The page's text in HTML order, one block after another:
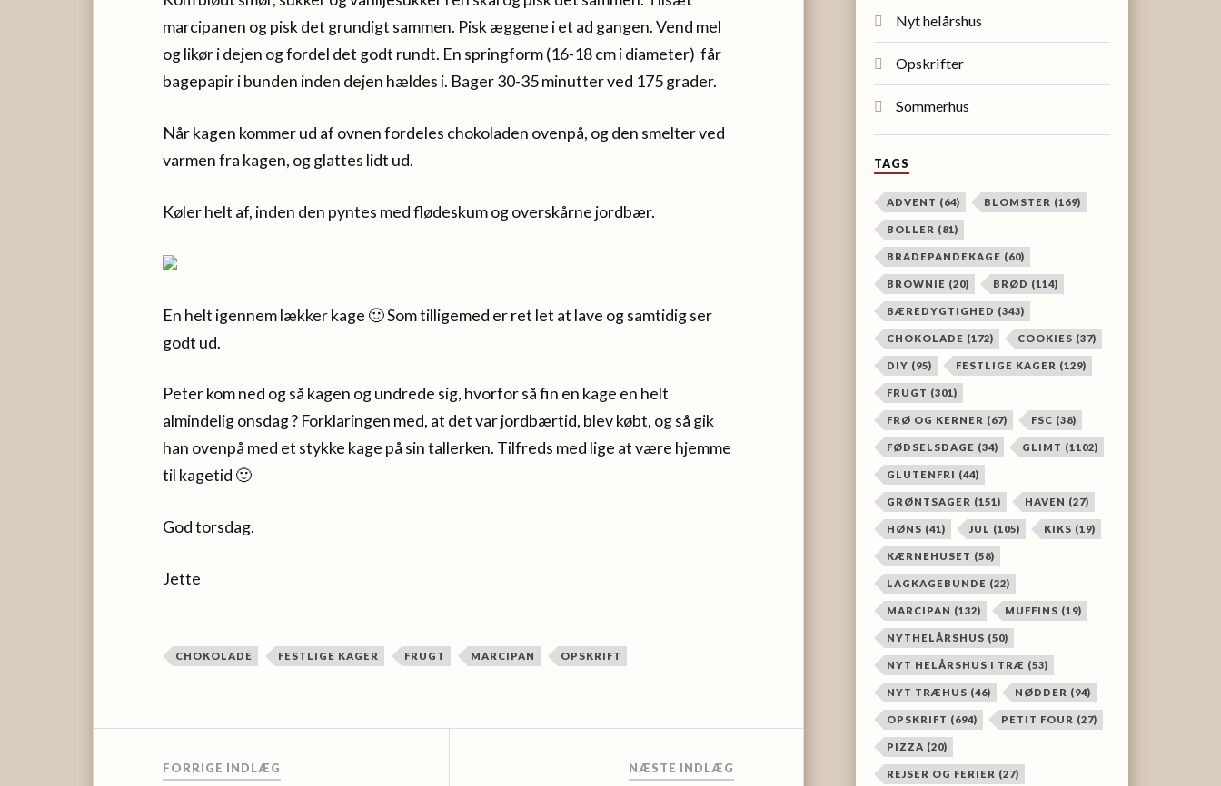
marcipanen og pisk det grundigt sammen. Pisk æggene i et ad gangen. Vend mel
og likør i dejen og fordel det godt rundt. En springform (16-18 cm i diameter) får
bagepapir i bunden inden dejen hældes i. Bager 30-35 minutter ved 175 grader.
Når kagen kommer ud af ovnen fordeles chokoladen ovenpå, og den smelter ved
varmen fra kagen, og glattes lidt ud.
Køler helt af, inden den pyntes med flødeskum og overskårne jordbær.
En helt igennem lækker kage 🙂 Som tilligemed er ret let at lave og samtidig ser
godt ud.
Peter kom ned og så kagen og undrede sig, hvorfor så fin en kage en helt
almindelig onsdag ? Forklaringen med, at det var jordbærtid, blev købt, og så gik
han ovenpå med et stykke kage på sin tallerken. Tilfreds med lige at være hjemme
til kagetid 🙂
God torsdag.
Jette
CHOKOLADE FESTLIGE KAGER FRUGT MARCIPAN OPSKRIFT
FORRIGE INDLÆG NÆSTE INDLÆG
Nyt helårshus
Opskrifter
Sommerhus
TAGS
ADVENT (64) BLOMSTER (169)
BOLLER (81)
BRADEPANDEKAGE (60)
BROWNIE (20) BRØD (114)
BÆREDYGTIGHED (343)
CHOKOLADE (172) COOKIES (37)
DIY (95) FESTLIGE KAGER (129)
FRUGT (301)
FRØ OG KERNER (67) FSC (38)
FØDSELSDAGE (34) GLIMT (1102)
GLUTENFRI (44)
GRØNTSAGER (151) HAVEN (27)
HØNS (41) JUL (105) KIKS (19)
KÆRNEHUSET (58)
LAGKAGEBUNDE (22)
MARCIPAN (132) MUFFINS (19)
NYTHELÅRSHUS (50)
NYT HELÅRSHUS I TRÆ (53)
NYT TRÆHUS (46) NØDDER (94)
OPSKRIFT (694) PETIT FOUR (27)
PIZZA (20)
REJSER OG FERIER (27)